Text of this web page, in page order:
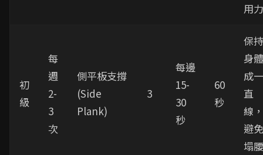
用力
初
級
每
週
2-
3
次
側平板支撐
(Side
Plank)
3
每邊
15-
30
秒
60
秒
保持
身體
成一
直
線，
避免
塌腰